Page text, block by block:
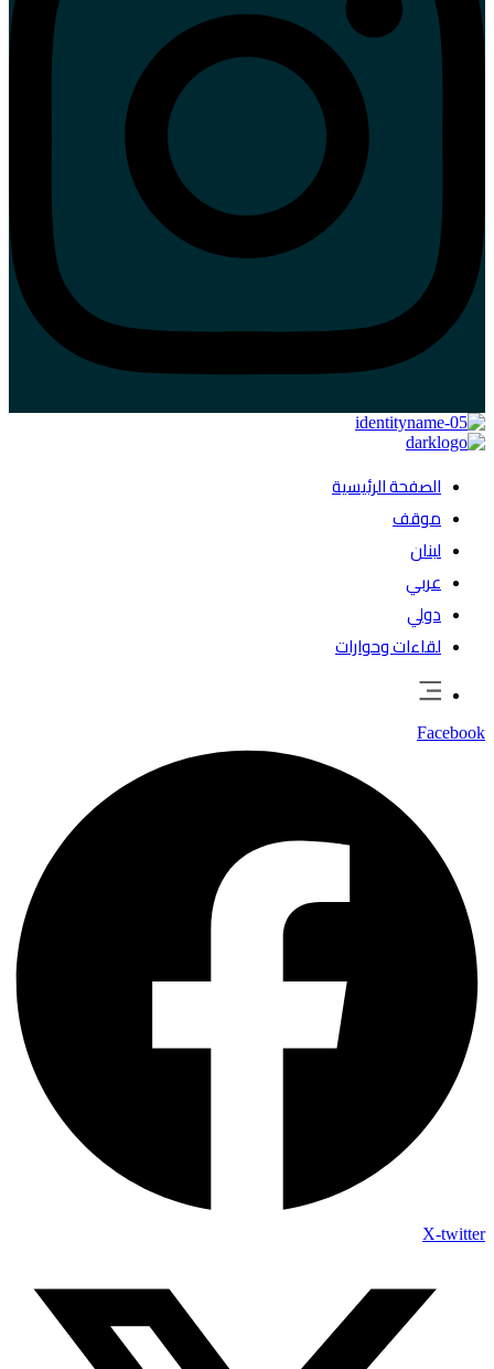
الصفحة الرئيسية
موقف
لبنان
عربي
دولي
لقاءات وحوارات
Facebook
X-twitter